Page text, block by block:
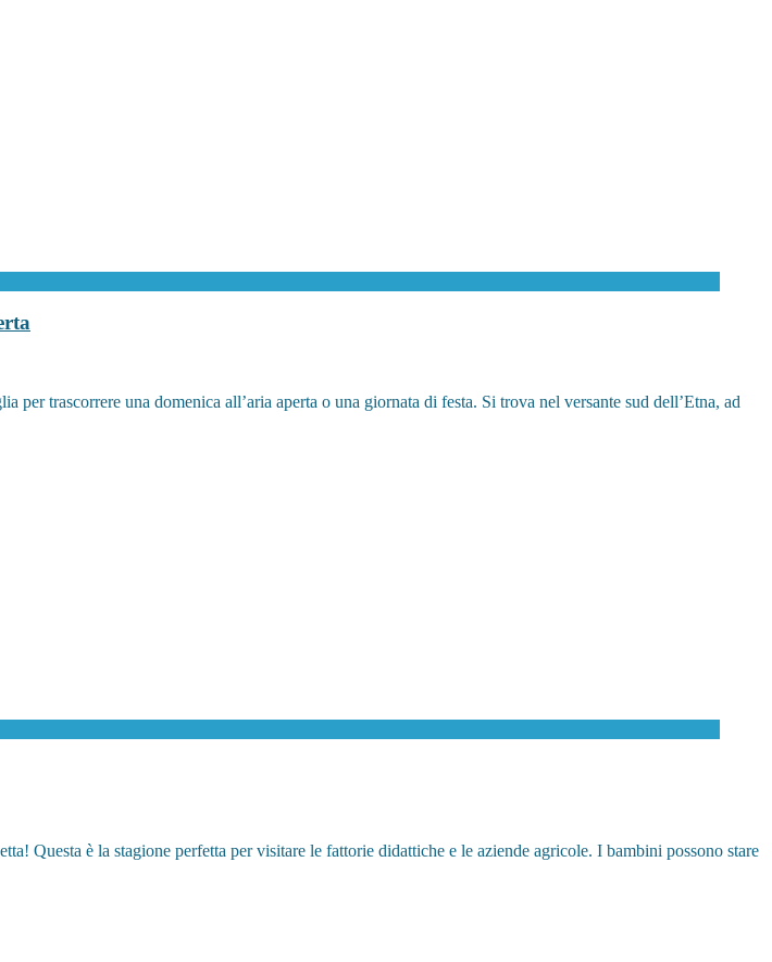
trascorrere una domenica all’aria aperta o una giornata di festa. Si trova nel versante sud dell’Etna, ad
Questa è la stagione perfetta per visitare le fattorie didattiche e le aziende agricole. I bambini possono stare